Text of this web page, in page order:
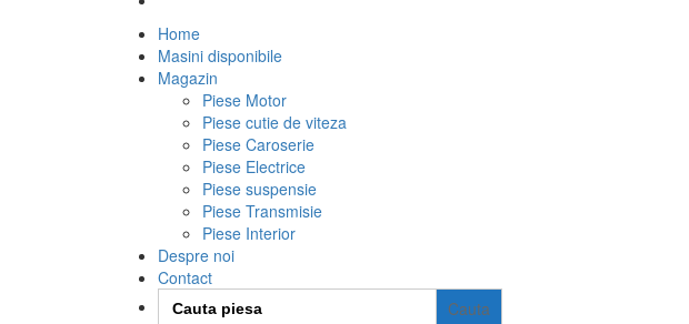
Home
Masini disponibile
Magazin
Piese Motor
Piese cutie de viteza
Piese Caroserie
Piese Electrice
Piese suspensie
Piese Transmisie
Piese Interior
Despre noi
Contact
Search
for: